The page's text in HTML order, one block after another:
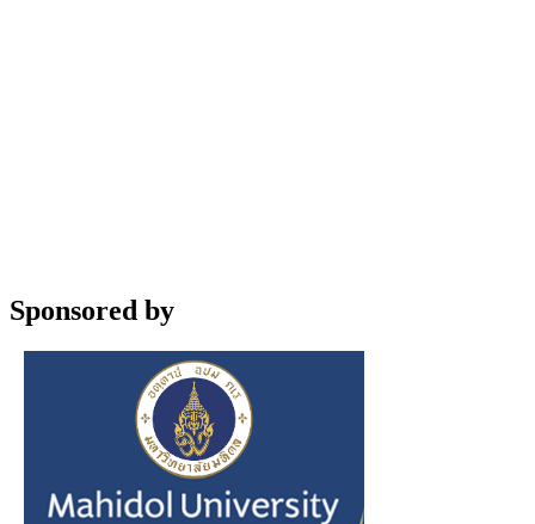
Sponsored by